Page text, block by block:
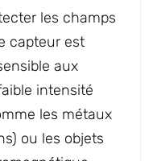
les champs
capteur est
aux
intensité
les métaux
ou les objets